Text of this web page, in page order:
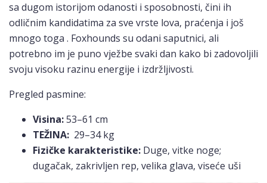
sa dugom istorijom odanosti i sposobnosti, čini ih
odličnim kandidatima za sve vrste lova, praćenja i još
mnogo toga . Foxhounds su odani saputnici, ali
potrebno im je puno vježbe svaki dan kako bi zadovoljili
svoju visoku razinu energije i izdržljivosti.
Pregled pasmine:
Visina:53–61 cm
TEŽINA: 29–34 kg
Fizičke karakteristike: Duge, vitke noge;
dugačak, zakrivljen rep, velika glava, viseće uši